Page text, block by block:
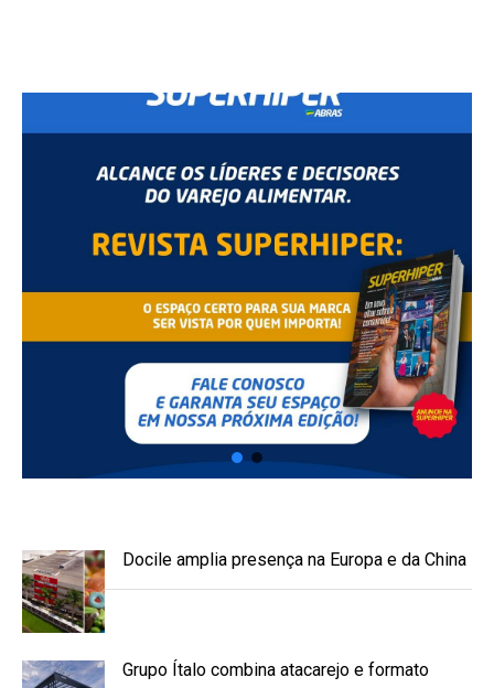
Docile amplia presença na Europa e da China
Grupo Ítalo combina atacarejo e formato